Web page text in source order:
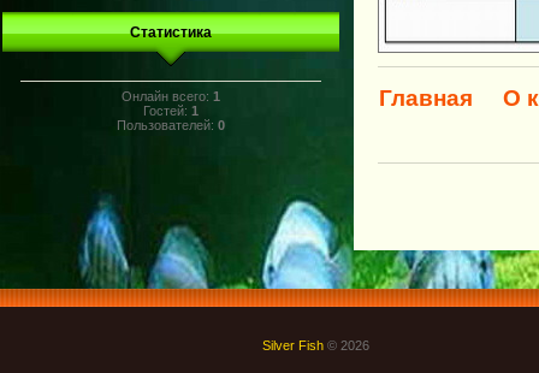
Статистика
Онлайн всего: 1
Гостей: 1
Пользователей: 0
Главная О
Silver Fish © 2026